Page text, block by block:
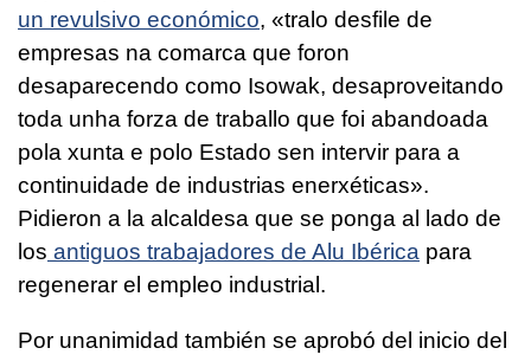
un revulsivo económico, «tralo desfile de
empresas na comarca que foron
desaparecendo como Isowak, desaproveitando
toda unha forza de traballo que foi abandoada
pola xunta e polo Estado sen intervir para a
continuidade de industrias enerxéticas».
Pidieron a la alcaldesa que se ponga al lado de
los antiguos trabajadores de Alu Ibérica para
regenerar el empleo industrial.
Por unanimidad también se aprobó del inicio del